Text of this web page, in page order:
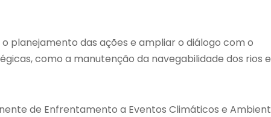
planejamento das ações e ampliar o diálogo com o
como a manutenção da navegabilidade dos rios
de Enfrentamento a Eventos Climáticos e